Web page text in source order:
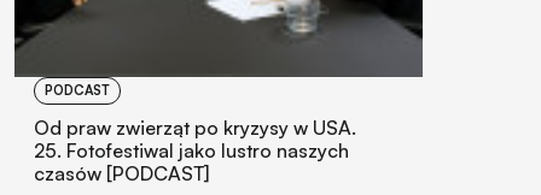
PODCAST
Od praw zwierząt po kryzysy w USA.
25. Fotofestiwal jako lustro naszych
czasów [PODCAST]